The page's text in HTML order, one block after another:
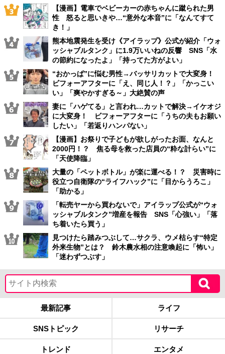
【漫画】電車でベビーカーの赤ちゃんに蹴られた男
性 怒ると思いきや…“意外な本音”に「なんてすて
き！」
熊本地震発生を受け《アイラップ》公式が紹介「ウォ
ッシャブルタンク」に1.9万いいねの反響 SNS「水
の節約になったよ」「持ってた方がよい」
“おかっぱ”に悩む男性→バッサリカットで大変身！
ビフォーアフターに「え、同じ人！？」「かっこい
い」「爽やかすぎる～」大絶賛の声
妻に「ハゲてる」と言われ…カットで解決→イケオジ
に大変身！ ビフォーアフターに「うちの夫もお願い
したい」「若返りハンパない」
【漫画】お祭りで子どもが欲しがったお面、なんと
2000円！？ 焦る母を救った店員の“粋な計らい”に
「天使降臨」
大量の「ペットボトル」が楽に運べる！？ 災害時に
役立つ自衛隊の“ライフハック”に「目からうろこ」
「助かる」
「転売ヤーから買わないで」アイラップ公式が“ウォ
ッシャブルタンク”増産を報告 SNS「心強い」「落
ち着いたら買う」
見つけたら踏みつぶして…サクラ、ウメ枯らす“特定
外来生物”とは？ 鈴木農水相の注意喚起に「怖い」
「迷わずつぶす」
最新記事 ライフ
SNSトピック リサーチ
トレンド エンタメ